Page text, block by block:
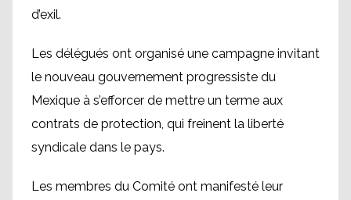
d’exil.
Les délégués ont organisé une campagne invitant
le nouveau gouvernement progressiste du
Mexique à s’efforcer de mettre un terme aux
contrats de protection, qui freinent la liberté
syndicale dans le pays.
Les membres du Comité ont manifesté leur